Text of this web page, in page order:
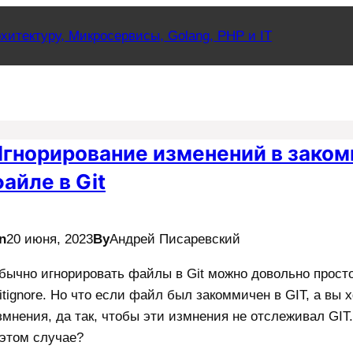
Микросервисы, Golang, PHP и IT
изменений в
в Git
20 июня, 2023ByАндрей Писаревский
игнорировать файлы в Git можно довольно
Но что если файл был закоммичен в GIT, а вы
да так, чтобы эти измнения не отслеживал
случае?